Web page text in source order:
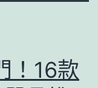
！16款